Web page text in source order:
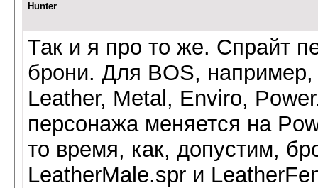
Hunter
Так и я про то же. Спрайт
брони. Для BOS,
Leather, Metal, Enviro,
персонажа меняется на
то время, как, допустим,
LeatherMale.spr и